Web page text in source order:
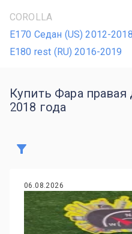
COROLLA
E170 Седан (US) 2012-2018
E180 rest (RU) 2016-2019
Купить Фара правая
2018 года
06.08.2026